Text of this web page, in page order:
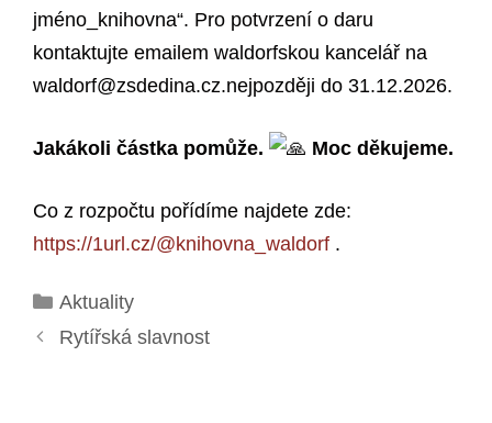
jméno_knihovna“. Pro potvrzení o daru
kontaktujte emailem waldorfskou kancelář na
waldorf@zsdedina.cz.nejpozději do 31.12.2026.
Jakákoli částka pomůže. Moc děkujeme.
Co z rozpočtu pořídíme najdete zde:
https://1url.cz/@knihovna_waldorf .
Rubriky
Aktuality
Rytířská slavnost